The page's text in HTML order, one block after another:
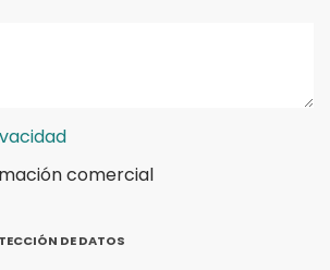
comercial
DE DATOS